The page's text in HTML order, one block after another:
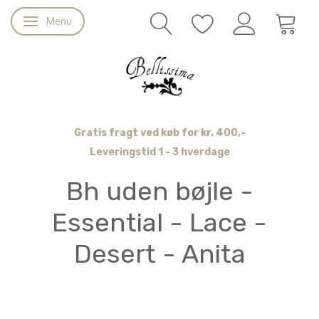
Skifte navigation
Menu
Gratis fragt ved køb for kr. 400,-
Leveringstid 1 - 3 hverdage
Bh uden bøjle -
Essential - Lace -
Desert - Anita